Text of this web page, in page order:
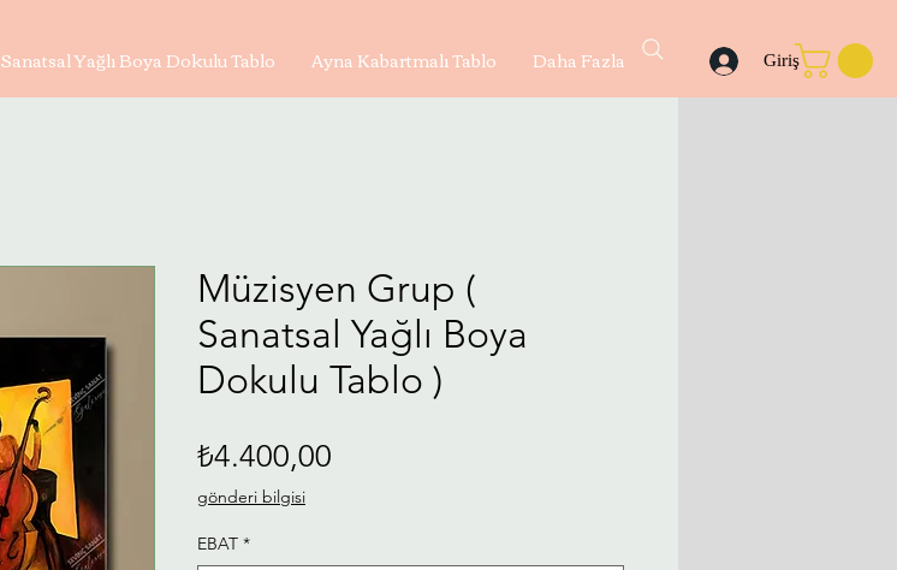
Sanatsal Yağlı Boya Dokulu Tablo Ayna Kabartmalı Tablo Daha Fazla Giriş
Müzisyen Grup (
Sanatsal Yağlı Boya
Dokulu Tablo )
₺4.400,00
gönderi bilgisi
EBAT *